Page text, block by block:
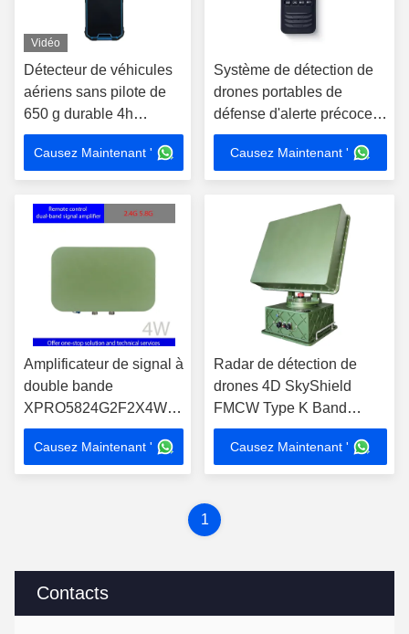
Contacts
Vidéo
Détecteur de véhicules
aériens sans pilote de
650 g durable 4h
Durabilité pour une
détection aérienne
efficace
Causez Maintenant '
Système de détection de
drones portables de
défense d'alerte précoce
UAV FPV RF Autel Mavic
3 Détecteur de signal anti-
drone
Causez Maintenant '
Amplificateur de signal à
double bande
XPRO5824G2F2X4W
X2 de Revenge Angel
avec certification CE et
portée d'interception
Causez Maintenant '
Radar de détection de
drones 4D SkyShield
FMCW Type K Band
Scanner mécanique avec
positionnement GPS
Causez Maintenant '
1